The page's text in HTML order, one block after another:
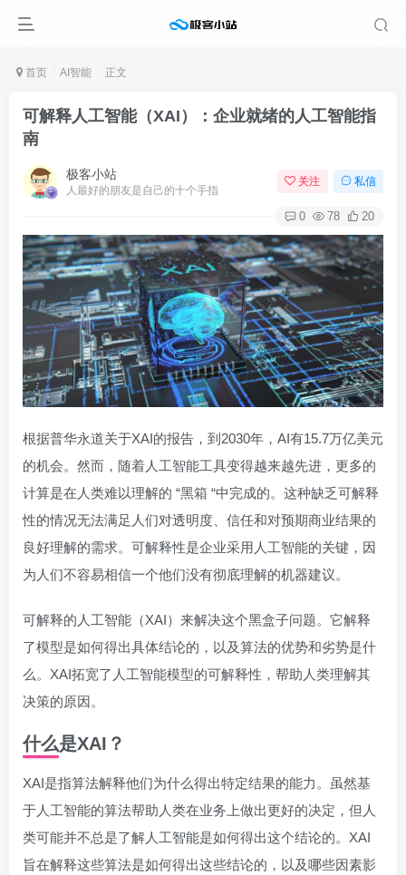
首页 AI智能 正文
可解释人工智能（XAI）：企业就绪的人工智能指
南
极客小站
人最好的朋友是自己的十个手指
关注 私信
0 78 20
根据普华永道关于XAI的报告，到2030年，AI有15.7万亿美元
的机会。然而，随着人工智能工具变得越来越先进，更多的
计算是在人类难以理解的 “黑箱 “中完成的。这种缺乏可解释
性的情况无法满足人们对透明度、信任和对预期商业结果的
良好理解的需求。可解释性是企业采用人工智能的关键，因
为人们不容易相信一个他们没有彻底理解的机器建议。
可解释的人工智能（XAI）来解决这个黑盒子问题。它解释
了模型是如何得出具体结论的，以及算法的优势和劣势是什
么。XAI拓宽了人工智能模型的可解释性，帮助人类理解其
决策的原因。
什么是XAI？
XAI是指算法解释他们为什么得出特定结果的能力。虽然基
于人工智能的算法帮助人类在业务上做出更好的决定，但人
类可能并不总是了解人工智能是如何得出这个结论的。XAI
旨在解释这些算法是如何得出这些结论的，以及哪些因素影